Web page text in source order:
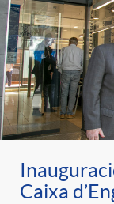
Caixa